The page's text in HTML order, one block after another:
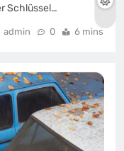
Schlüssel…
admin 0 6 mins